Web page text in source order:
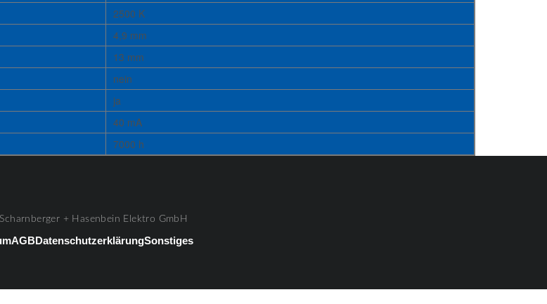
2500 K
4,9 mm
13 mm
nein
ja
40 mA
7000 h
+ Hasenbein Elektro GmbH
AGBDatenschutzerklärungSonstiges